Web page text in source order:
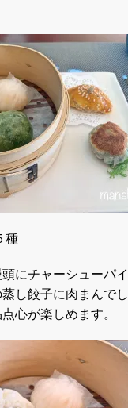
種
にチャーシューパ
し餃子に肉まんで
心が楽しめます。